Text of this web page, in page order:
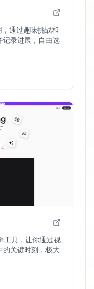
通过趣味挑战和
记录进展，自由选
工具，让你通过视
的关键时刻，极大